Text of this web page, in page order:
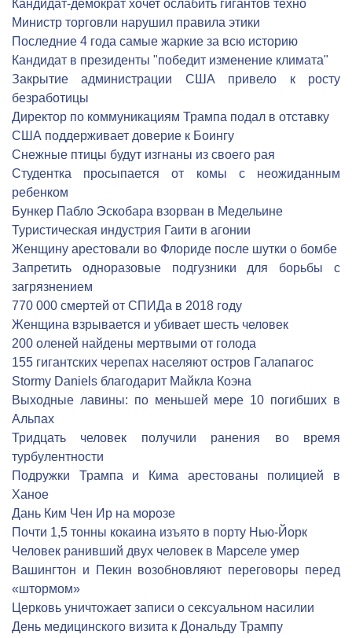
Кандидат-демократ хочет ослабить гигантов техно
Министр торговли нарушил правила этики
Последние 4 года самые жаркие за всю историю
Кандидат в президенты "победит изменение климата"
Закрытие администрации США привело к росту
безработицы
Директор по коммуникациям Трампа подал в отставку
США поддерживает доверие к Боингу
Снежные птицы будут изгнаны из своего рая
Студентка просыпается от комы с неожиданным
ребенком
Бункер Пабло Эскобара взорван в Медельине
Туристическая индустрия Гаити в агонии
Женщину арестовали во Флориде после шутки о бомбе
Запретить одноразовые подгузники для борьбы с
загрязнением
770 000 смертей от СПИДа в 2018 году
Женщина взрывается и убивает шесть человек
200 оленей найдены мертвыми от голода
155 гигантских черепах населяют остров Галапагос
Stormy Daniels благодарит Майкла Коэна
Выходные лавины: по меньшей мере 10 погибших в
Альпах
Тридцать человек получили ранения во время
турбулентности
Подружки Трампа и Кима арестованы полицией в
Ханое
Дань Ким Чен Ир на морозе
Почти 1,5 тонны кокаина изъято в порту Нью-Йорк
Человек ранивший двух человек в Марселе умер
Вашингтон и Пекин возобновляют переговоры перед
«штормом»
Церковь уничтожает записи о сексуальном насилии
День медицинского визита к Дональду Трампу